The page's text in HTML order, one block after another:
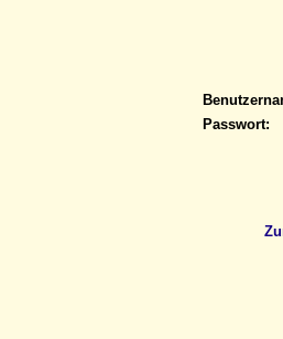
Passwort: